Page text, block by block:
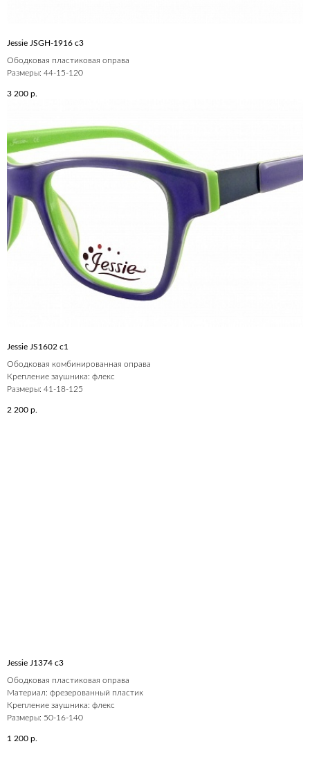
Jessie JSGH-1916 c3
Ободковая пластиковая оправа
Размеры: 44-15-120
3 200 р.
Jessie JS1602 c1
Ободковая комбинированная оправа
Крепление заушника: флекс
Размеры: 41-18-125
2 200 р.
Jessie J1374 c3
Ободковая пластиковая оправа
Материал: фрезерованный пластик
Крепление заушника: флекс
Размеры: 50-16-140
1 200 р.